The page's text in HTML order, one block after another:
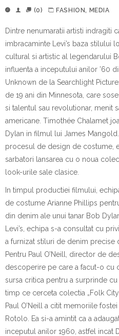
(0) FASHION, MEDIA
Dintre nenumaratii artisti indragiti
imbracaminte Levi’s baza stilului
cultural si artistic al legendarului
influenta a inceputului anilor ’60
Unknown de la Searchlight
de 19 ani din Minnesota, care sose
si talentul sau revolutionar, menit s
americane. Timothée Chalamet
Dylan in filmul lui James
procesul de design de costume,
sarbatori lansarea cu o noua colec
look-urile sale clasice.
n timpul productiei filmului,
de costume Arianne Phillips
din denim ale unui tanar Bob
Levi’s, echipa s-a consultat cu
a furnizat stiluri de denim precise
Pentru Paul O’Neill, director de
descoperire pe care a facut-o cu
sursa critica pentru a surprinde cu
timp ce cerceta colectia „Folk
Paul O’Neill a citit memoriile
Rotolo. Ea si-a amintit ca a ada
inceputul anilor 1960, astfel incat